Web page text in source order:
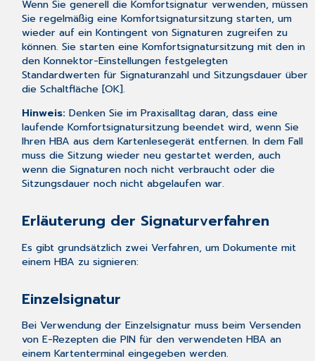
Wenn Sie generell die Komfortsignatur verwenden, müssen
Sie regelmäßig eine Komfortsignatursitzung starten, um
wieder auf ein Kontingent von Signaturen zugreifen zu
können. Sie starten eine Komfortsignatursitzung mit den in
den Konnektor-Einstellungen festgelegten
Standardwerten für Signaturanzahl und Sitzungsdauer über
die Schaltfläche [OK].
Hinweis: Denken Sie im Praxisalltag daran, dass eine
laufende Komfortsignatursitzung beendet wird, wenn Sie
Ihren HBA aus dem Kartenlesegerät entfernen. In dem Fall
muss die Sitzung wieder neu gestartet werden, auch
wenn die Signaturen noch nicht verbraucht oder die
Sitzungsdauer noch nicht abgelaufen war.
Erläuterung der Signaturverfahren
Es gibt grundsätzlich zwei Verfahren, um Dokumente mit
einem HBA zu signieren:
Einzelsignatur
Bei Verwendung der Einzelsignatur muss beim Versenden
von E-Rezepten die PIN für den verwendeten HBA an
einem Kartenterminal eingegeben werden.